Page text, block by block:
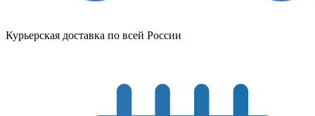
Курьерская доставка по всей России